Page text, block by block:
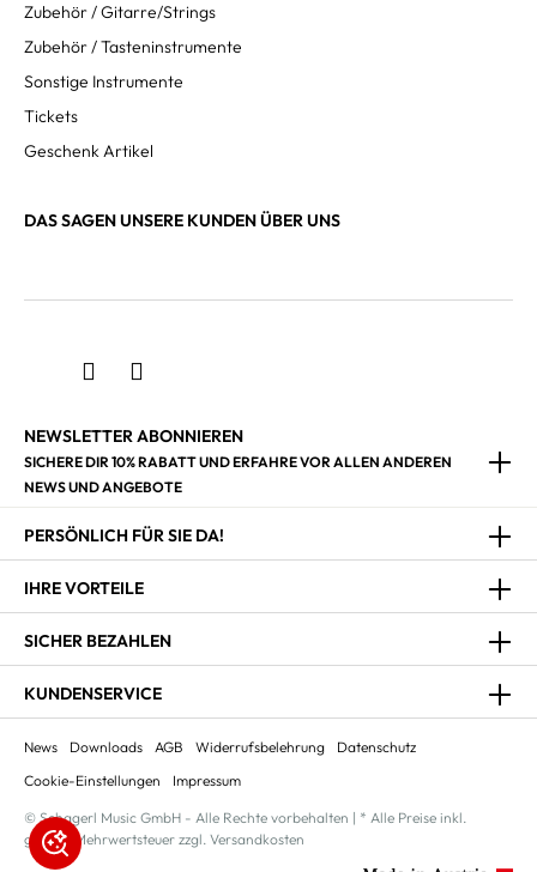
Zubehör / Gitarre/Strings
Zubehör / Tasteninstrumente
Sonstige Instrumente
Tickets
Geschenk Artikel
DAS SAGEN UNSERE KUNDEN ÜBER UNS
NEWSLETTER ABONNIEREN
SICHERE DIR 10% RABATT UND ERFAHRE VOR ALLEN ANDEREN
NEWS UND ANGEBOTE
PERSÖNLICH FÜR SIE DA!
IHRE VORTEILE
SICHER BEZAHLEN
KUNDENSERVICE
News Downloads AGB Widerrufsbelehrung
Datenschutz
Cookie-Einstellungen
Impressum
© Schagerl Music GmbH - Alle Rechte vorbehalten | * Alle Preise inkl.
gesetzl. Mehrwertsteuer zzgl. Versandkosten